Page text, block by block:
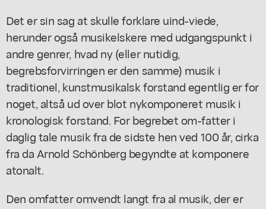
Det er sin sag at skulle forklare uind-viede,
herunder også musikelskere med udgangspunkt i
andre genrer, hvad ny (eller nutidig,
begrebsforvirringen er den samme) musik i
traditionel, kunstmusikalsk forstand egentlig er for
noget, altså ud over blot nykomponeret musik i
kronologisk forstand. For begrebet om-fatter i
daglig tale musik fra de sidste hen ved 100 år, cirka
fra da Arnold Schönberg begyndte at komponere
atonalt.
Den omfatter omvendt langt fra al musik, der er